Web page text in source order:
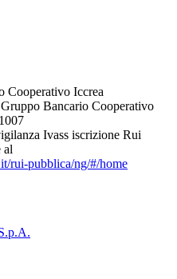
Cooperativo Iccrea
Bancario Cooperativo
Ivass iscrizione Rui
al
rui-pubblica/ng/#/home